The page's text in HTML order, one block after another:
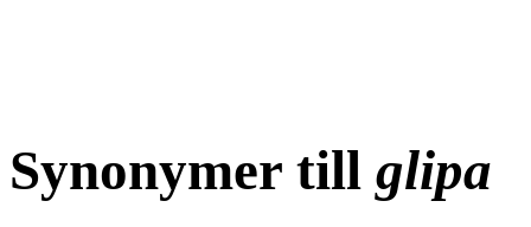
Synonymer till glipa